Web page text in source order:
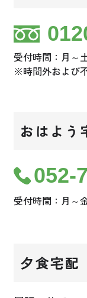
受付時間：月～
※時間外および
おはよう
052-
受付時間：月～
夕食宅配